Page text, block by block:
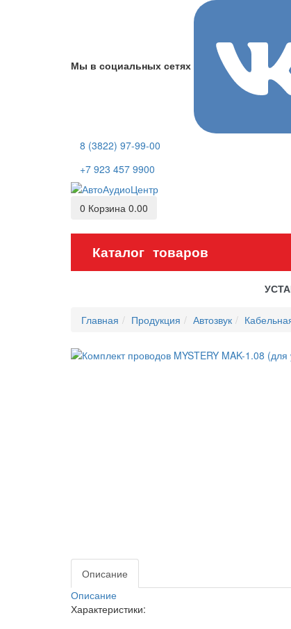
Мы в социальных сетях
8 (3822) 97-99-00
+7 923 457 9900
0 Корзина 0.00
Каталог товаров
Главная Продукция Автозвук
Описание
Описание
Характеристики: